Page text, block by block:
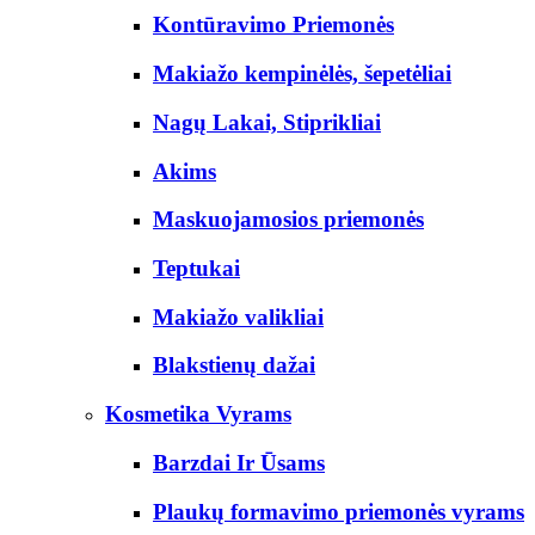
Kontūravimo Priemonės
Makiažo kempinėlės, šepetėliai
Nagų Lakai, Stiprikliai
Akims
Maskuojamosios priemonės
Teptukai
Makiažo valikliai
Blakstienų dažai
Kosmetika Vyrams
Barzdai Ir Ūsams
Plaukų formavimo priemonės vyrams